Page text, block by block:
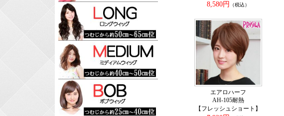
8,580円
（税込）
エアロハーフ
AH-105耐熱
【フレッシュショート】